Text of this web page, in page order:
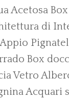
Acetosa
di
Box
Vetro
Acquari